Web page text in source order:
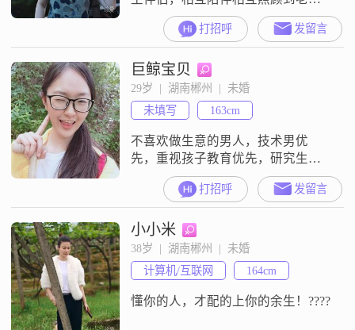
对于生小朋友，不强求不执着，顺
其自然。有着一份稳定的工作，能
自给自足，经济独立。有些许颜控
，但更看重才华与人品。平时喜欢
品美食、赏风景、看电影、阅小说
等。生活感性，听从内心，情绪稳
定，不喜欢麻烦和争吵，也讨厌内
耗，心态和外貌都比实际年龄显年
轻。期待那个T
打招呼 发留言
巨鲸宝贝
29岁  |  湖南郴州  |  未婚
未填写
163cm
不喜欢做生意的男人，技术男优
先，重视孩子教育优先，研究生优
打招呼 发留言
小小米
38岁  |  湖南郴州  |  未婚
计算机/互联网
164cm
懂你的人，才配的上你的余生！????